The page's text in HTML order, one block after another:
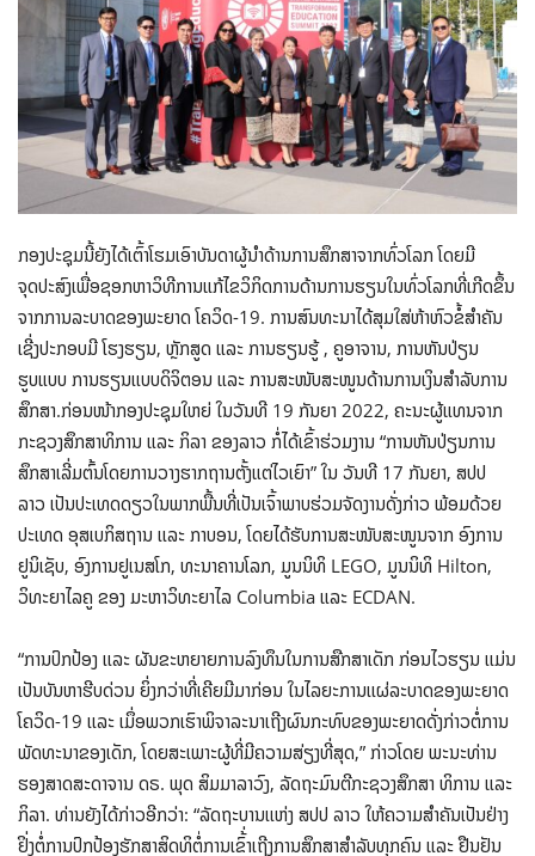
ກອງປະຊຸມນີ້ຍັງໄດ້ເຕົ້າໂຮມເອົາບັນດາຜູ້ນຳດ້ານການສຶກສາຈາກທົ່ວໂລກ ໂດຍມີ
ຈຸດປະສົງເພື່ອຊອກຫາວິທີການແກ້ໄຂວິກິດການດ້ານການຮຽນໃນທົ່ວໂລກທີ່ເກີດຂຶ້ນ
ຈາກການລະບາດຂອງພະຍາດ ໂຄວິດ-19. ການສົນທະນາໄດ້ສຸມໃສ່ຫ້າຫົວຂໍ້ສໍາຄັນ
ເຊີ່ງປະກອບມີ ໂຮງຮຽນ, ຫຼັກສູດ ແລະ ການຮຽນຮູ້ , ຄູອາຈານ, ການຫັນປ່ຽນ
ຮູບແບບ ການຮຽນເເບບດິຈິຕອນ ແລະ ການສະໜັບສະໜູນດ້ານການເງິນສຳລັບການ
ສຶກສາ.ກ່ອນໜ້າກອງປະຊຸມໃຫຍ່ ໃນວັນທີ 19 ກັນຍາ 2022, ຄະນະຜູ້ແທນຈາກ
ກະຊວງສຶກສາທິການ ແລະ ກິລາ ຂອງລາວ ກໍ່ໄດ້ເຂົ້າຮ່ວມງານ “ການຫັນປ່ຽນການ
ສຶກສາເລີ່ມຕົ້ນໂດຍການວາງຮາກຖານຕັ້ງແຕ່ໄວເຍົາ” ໃນ ວັນທີ 17 ກັນຍາ, ສປປ
ລາວ ເປັນປະເທດດຽວໃນພາກພື້ນທີ່ເປັນເຈົ້າພາບຮ່ວມຈັດງານດັ່ງກ່າວ ພ້ອມດ້ວຍ
ປະເທດ ອຸສເບກິສຖານ ເເລະ ກາບອນ, ໂດຍໄດ້ຮັບການສະໜັບສະໜູນຈາກ ອົງການ
ຢູນິເຊັບ, ອົງການຢູເນສໂກ, ທະນາຄານໂລກ, ມູນນິທິ LEGO, ມູນນິທິ Hilton,
ວິທະຍາໄລຄູ ຂອງ ມະຫາວິທະຍາໄລ Columbia ແລະ ECDAN.
“ການປົກປ້ອງ ເເລະ ຜັນຂະຫຍາຍການລົງທຶນໃນການສືກສາເດັກ ກ່ອນໄວຮຽນ ເເມ່ນ
ເປັນບັນຫາຮີບດ່ວນ ຍິ່ງກວ່າທີ່ເຄີຍມີມາກ່ອນ ໃນໄລຍະການເເຜ່ລະບາດຂອງພະຍາດ
ໂຄວິດ-19 ເເລະ ເມຶ່ອພວກເຮົາພິຈາລະນາເຖີງຜົນກະທົບຂອງພະຍາດດັ່ງກ່າວຕໍ່ການ
ພັດທະນາຂອງເດັກ, ໂດຍສະເພາະຜູ້ທີ່ມີຄວາມສ່ຽງທີ່ສຸດ,” ກ່າວໂດຍ ພະນະທ່ານ
ຮອງສາດສະດາຈານ ດຣ. ພຸດ ສິມມາລາວົງ, ລັດຖະມົນຕີກະຊວງສຶກສາ ທິການ ແລະ
ກິລາ. ທ່ານຍັງໄດ້ກ່າວອີກວ່າ: “ລັດຖະບານເເຫ່ງ ສປປ ລາວ ໃຫ້ຄວາມສຳຄັນເປັນຢ່າງ
ຢິ່ງຕໍ່ການປົກປ້ອງຮັກສາສິດທິຕໍ່ການເຂົ້່າເຖີງການສຶກສາສຳລັບທຸກຄົນ ແລະ ຢືນຢັນ